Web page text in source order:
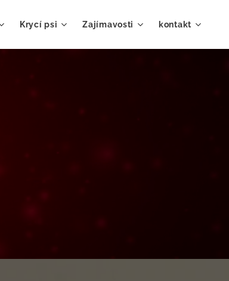
Krycí psi Zajímavosti kontakt